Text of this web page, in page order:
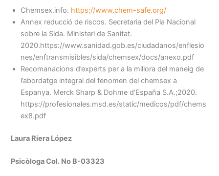
Chemsex.info. https://www.chem-safe.org/
Annex reducció de riscos. Secretaria del Pla Nacional
sobre la Sida. Ministeri de Sanitat.
2020.https://www.sanidad.gob.es/ciudadanos/enflesio
nes/enftransmisibles/sida/chemsex/docs/anexo.pdf
Recomanacions d’experts per a la millora del maneig de
l’abordatge integral del fenomen del chemsex a
Espanya. Merck Sharp & Dohme d’España S.A.;2020.
https://profesionales.msd.es/static/medicos/pdf/chems
ex8.pdf
Laura Riera López
Psicòloga Col. No B-03323